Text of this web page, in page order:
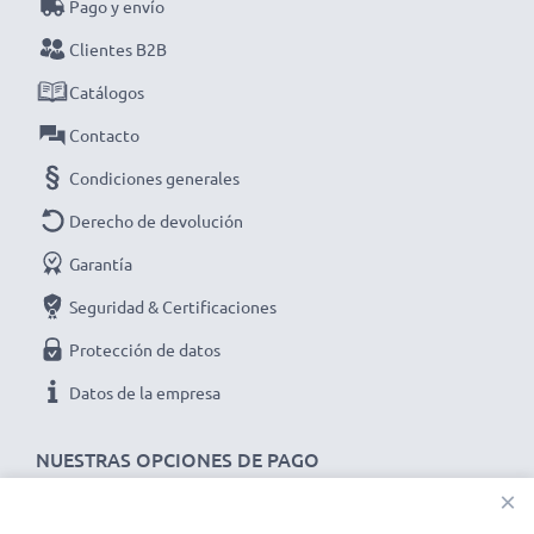
Elige CELLONIC y no te la juegues con la calidad,
¡haz tu pedido!
NUESTRAS OPCIONES DE PAGO
Pago y envío
Clientes B2B
Catálogos
Contacto
Condiciones generales
Derecho de devolución
Garantía
Seguridad & Certificaciones
Protección de datos
Datos de la empresa
×